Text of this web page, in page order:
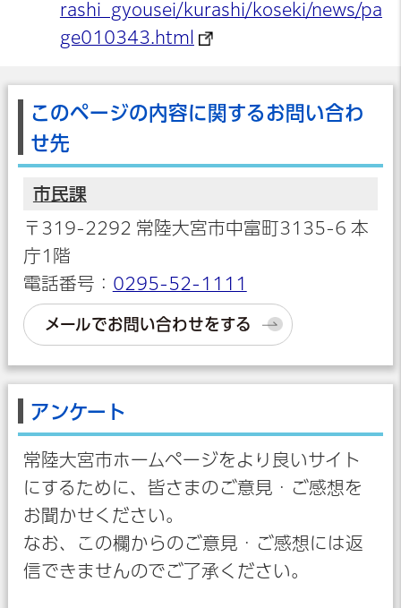
rashi_gyousei/kurashi/koseki/news/pa
ge010343.html
このページの内容に関するお問い合わ
せ先
市民課
〒319-2292 常陸大宮市中富町3135-6 本
庁1階
電話番号： 0295-52-1111
メールでお問い合わせをする
アンケート
常陸大宮市ホームページをより良いサイト
にするために、皆さまのご意見・ご感想を
お聞かせください。
なお、この欄からのご意見・ご感想には返
信できませんのでご了承ください。